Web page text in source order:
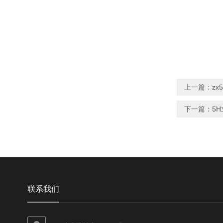
上一篇：
下一篇： 5H
联系我们